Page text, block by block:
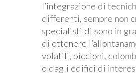
l’integrazione di
differenti, sempre non
specialisti di sono in
di ottenere
volatili, piccioni,
o dagli edifici di